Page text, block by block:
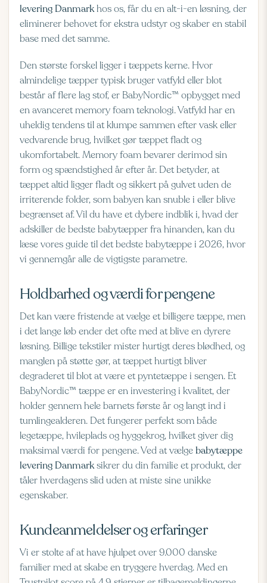
levering Danmarkhos os, får du en alt-i-en løsning, der
eliminerer behovet for ekstra udstyr og skaber en stabil
base med det samme.
Den største forskel ligger i tæppets kerne. Hvor
almindelige tæpper typisk bruger vatfyld eller blot
består af flere lag stof, er BabyNordic™ opbygget med
en avanceret memory foam teknologi. Vatfyld har en
uheldig tendens til at klumpe sammen efter vask eller
vedvarende brug, hvilket gør tæppet fladt og
ukomfortabelt. Memory foam bevarer derimod sin
form og spændstighed år efter år. Det betyder, at
tæppet altid ligger fladt og sikkert på gulvet uden de
irriterende folder, som babyen kan snuble i eller blive
begrænset af. Vil du have et dybere indblik i, hvad der
adskiller de bedste babytæpper fra hinanden, kan du
læse vores guide til det bedste babytæppe i 2026, hvor
vi gennemgår alle de vigtigste parametre.
Holdbarhed og værdi for pengene
Det kan være fristende at vælge et billigere tæppe, men
i det lange løb ender det ofte med at blive en dyrere
løsning. Billige tekstiler mister hurtigt deres blødhed, og
manglen på støtte gør, at tæppet hurtigt bliver
degraderet til blot at være et pyntetæppe i sengen. Et
BabyNordic™ tæppe er en investering i kvalitet, der
holder gennem hele barnets første år og langt ind i
tumlingealderen. Det fungerer perfekt som både
legetæppe, hvileplads og hyggekrog, hvilket giver dig
maksimal værdi for pengene. Ved at vælge babytæppe
levering Danmarksikrer du din familie et produkt, der
tåler hverdagens slid uden at miste sine unikke
egenskaber.
Kundeanmeldelser og erfaringer
Vi er stolte af at have hjulpet over 9.000 danske
familier med at skabe en tryggere hverdag. Med en